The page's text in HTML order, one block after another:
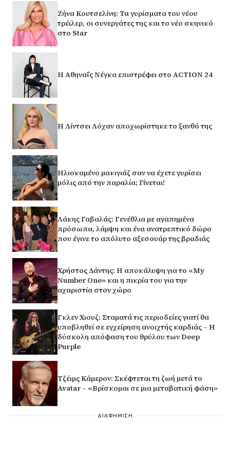
Ζήνα Κουτσελίνη: Τα γυρίσματα του νέου
τρέιλερ, οι συνεργάτες της και το νέο σκηνικό
στο Star
Η Αθηναΐς Νέγκα επιστρέφει στο ACTION 24
Η Λίντσει Λόχαν αποχωρίστηκε το ξανθό της
Ηλιοκαμένο μακιγιάζ σαν να έχετε γυρίσει
μόλις από την παραλία; Γίνεται!
Λάκης Γαβαλάς: Γενέθλια με αγαπημένα
πρόσωπα, λάμψη και ένα ανατρεπτικό δώρο
που έγινε το απόλυτο αξεσουάρ της βραδιάς
Χρήστος Δάντης: Η αποκάλυψη για το «My
Number One» και η πικρία του για την
αχαριστία στον χώρο
Γκλεν Χιουζ: Σταματά τις περιοδείες γιατί θα
υποβληθεί σε εγχείρηση ανοιχτής καρδιάς – Η
δύσκολη απόφαση του θρύλου των Deep
Purple
Τζέιμς Κάμερον: Σκέφτεται τη ζωή μετά το
Avatar – «Βρίσκομαι σε μια μεταβατική φάση»
ΔΙΑΦΗΜΙΣΗ